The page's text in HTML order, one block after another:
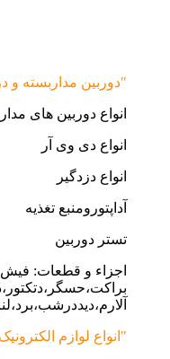
"دوربین مداربسته و
انواع دوربین های
انواع دی وی آر
انواع دزدگیر
آداپتورومنبع تغذیه
تستر دوربین
اجزاء و قطعات:
"انواع لوازم